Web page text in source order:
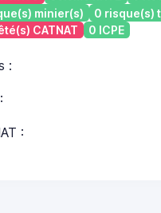
minier(s)
0 risque(s)
CATNAT
0 ICPE
:
: